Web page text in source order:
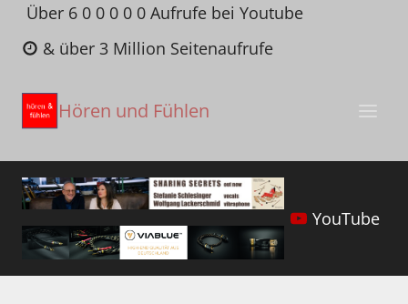
Zum
Inhalt
springen
Über 6 0 0 0 0 0 Aufrufe bei Youtube
& über 3 Million Seitenaufrufe
Hören und Fühlen
YouTube